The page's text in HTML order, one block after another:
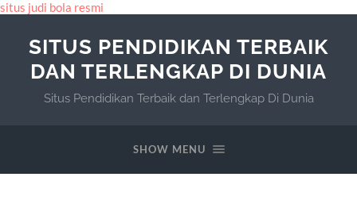
situs judi bola resmi
SITUS PENDIDIKAN TERBAIK
DAN TERLENGKAP DI DUNIA
Situs Pendidikan Terbaik dan Terlengkap Di Dunia
SHOW MENU